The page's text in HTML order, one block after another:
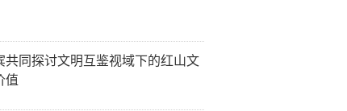
共同探讨文明互鉴视域下的红山文
值